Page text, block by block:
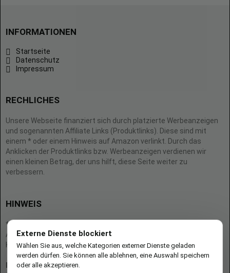
INFORMATIONEN
Startseite
Datenschutz
Impressum
RECHLICHES
Unsere Webseite finanziert sich durch platzierte Werbeanzeigen
und sogenannten Affiliate Links (Produktlinks). Diese sind mit
einem * oder einem Hinweis auf Amazon verlinkt. Durch das
Anklicken der Produktlinks bzw. Werbeanzeigen verdienen wir
einen kleinen Betrag, der uns hilft, diese Seite weiter zu
verbessern.
HINWEIS
* = Afilliate-Link (=Werbung)
Als Amazon-Partner verdient der Seitenbetreiber an qualifizierten
Käufen.
Hinweis zu Preisen und Verfügbarkeiten
Externe Dienste blockiert
Wählen Sie aus, welche Kategorien externer Dienste geladen
werden dürfen. Sie können alle ablehnen, eine Auswahl speichern
oder alle akzeptieren.